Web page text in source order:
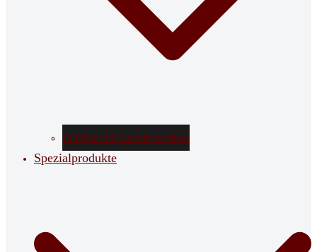
Luftfilter für Lackierkabinen
Spezialprodukte